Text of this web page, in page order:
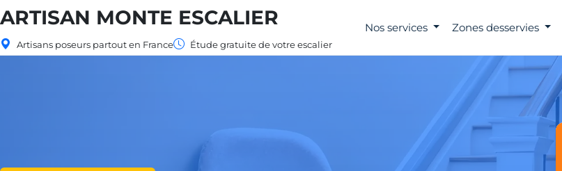
ARTISAN MONTE ESCALIER
Artisans poseurs partout en France Étude gratuite de votre escalier
Nos services Zones desservies